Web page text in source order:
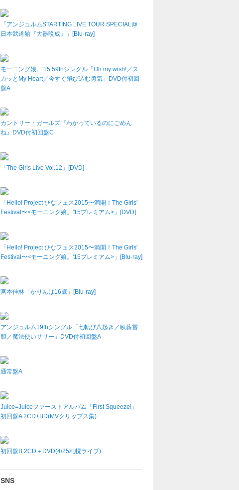
「アンジュルムSTARTING LIVE TOUR SPECIAL@
日本武道館『大器晩成』」[Blu-ray]
モーニング娘。'15 59thシングル「Oh my wish!／ス
カッとMy Heart／今すぐ飛び込む勇気」DVD付初回
盤A
カントリー・ガールズ『わかっているのにごめん
ね』DVD付初回盤C
「The Girls Live Vol.12」[DVD]
「Hello! Project ひなフェス2015〜満開！The Girls'
Festival〜<モーニング娘。'15プレミアム>」[DVD]
「Hello! Project ひなフェス2015〜満開！The Girls'
Festival〜<モーニング娘。'15プレミアム>」[Blu-ray]
宮本佳林「かりんは16歳」[Blu-ray]
アンジュルム19thシングル「七転び八起き／臥薪嘗
胆／魔法使いサリー」DVD付初回盤A
通常盤A
Juice=Juiceファーストアルバム「First Squeeze!」
初回盤A 2CD+BD(MVクリップス集)
初回盤B 2CD＋DVD(4/25札幌ライブ)
SNS